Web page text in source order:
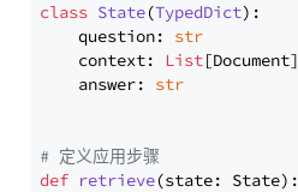
class State(TypedDict):
    question:
str
    context:
List[Document]
    answer:
str
# 定义应用步骤
def retrieve(state: State):